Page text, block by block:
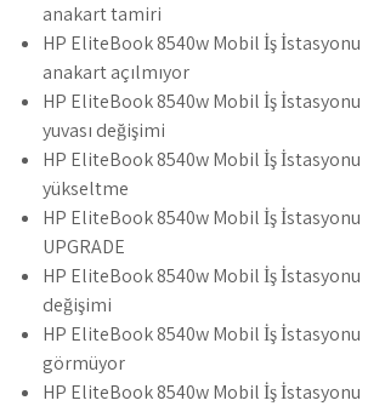
anakart tamiri
HP EliteBook 8540w Mobil İş
anakart açılmıyor
HP EliteBook 8540w Mobil İş
yuvası değişimi
HP EliteBook 8540w Mobil İş
yükseltme
HP EliteBook 8540w Mobil İş
UPGRADE
HP EliteBook 8540w Mobil İş
değişimi
HP EliteBook 8540w Mobil İş
görmüyor
HP EliteBook 8540w Mobil İş